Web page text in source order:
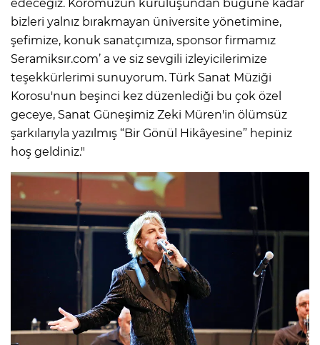
edeceğiz. Koromuzun kuruluşundan bugüne kadar
bizleri yalnız bırakmayan üniversite yönetimine,
şefimize, konuk sanatçımıza, sponsor firmamız
Seramiksır.com’ a ve siz sevgili izleyicilerimize
teşekkürlerimi sunuyorum. Türk Sanat Müziği
Korosu'nun beşinci kez düzenlediği bu çok özel
geceye, Sanat Güneşimiz Zeki Müren'in ölümsüz
şarkılarıyla yazılmış “Bir Gönül Hikâyesine” hepiniz
hoş geldiniz."